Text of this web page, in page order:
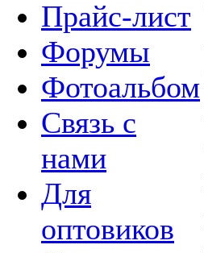
Прайс-лист
Форумы
Фотоальбом
Связь с
нами
Для
оптовиков